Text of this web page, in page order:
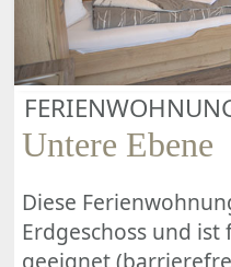
Untere Ebene
Diese
Erdgeschoss und ist
geeignet